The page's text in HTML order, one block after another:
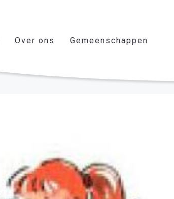
Over ons Gemeenschappen